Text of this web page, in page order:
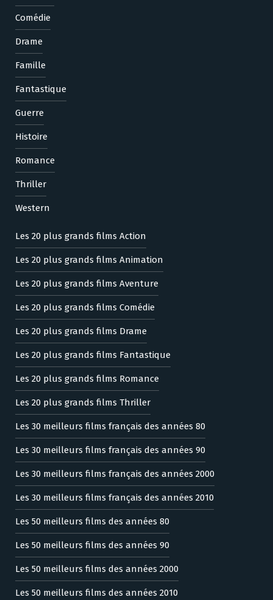
Comédie
Drame
Famille
Fantastique
Guerre
Histoire
Romance
Thriller
Western
Les 20 plus grands films Action
Les 20 plus grands films Animation
Les 20 plus grands films Aventure
Les 20 plus grands films Comédie
Les 20 plus grands films Drame
Les 20 plus grands films Fantastique
Les 20 plus grands films Romance
Les 20 plus grands films Thriller
Les 30 meilleurs films français des années 80
Les 30 meilleurs films français des années 90
Les 30 meilleurs films français des années 2000
Les 30 meilleurs films français des années 2010
Les 50 meilleurs films des années 80
Les 50 meilleurs films des années 90
Les 50 meilleurs films des années 2000
Les 50 meilleurs films des années 2010